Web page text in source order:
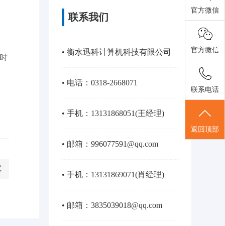
联系我们
• 衡水迅科计算机科技有限公司
• 电话：0318-2668071
• 手机：13131868051(王经理)
• 邮箱：996077591@qq.com
• 手机：13131869071(肖经理)
• 邮箱：3835039018@qq.com
官方微信
官方微信
联系电话
返回顶部